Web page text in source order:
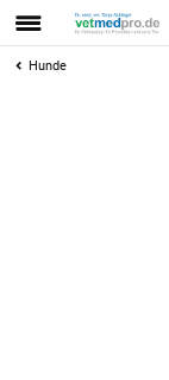
Hunde